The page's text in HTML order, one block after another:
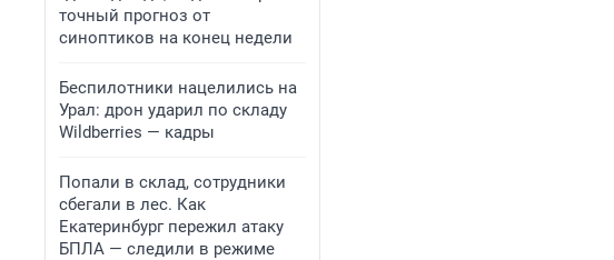
точный прогноз от
синоптиков на конец недели
Беспилотники нацелились на
Урал: дрон ударил по складу
Wildberries — кадры
Попали в склад, сотрудники
сбегали в лес. Как
Екатеринбург пережил атаку
БПЛА — следили в режиме